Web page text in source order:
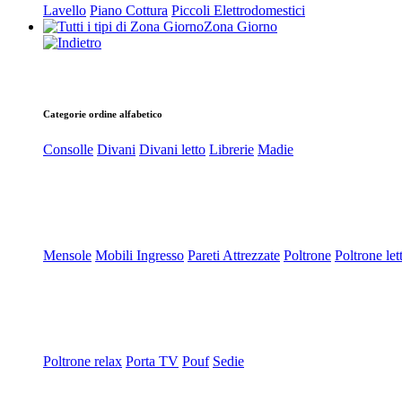
Lavello Piano Cottura Piccoli Elettrodomestici
Zona Giorno
Categorie ordine alfabetico
Consolle Divani Divani letto Librerie Madie
Mensole Mobili Ingresso Pareti Attrezzate Poltrone Poltrone
Poltrone relax Porta TV Pouf Sedie